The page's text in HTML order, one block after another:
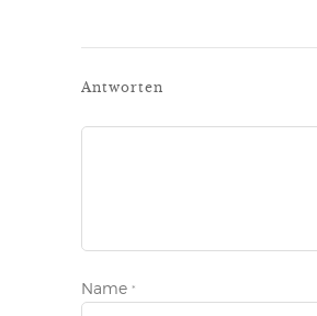
Antworten
Name *